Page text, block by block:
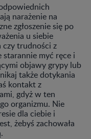
narażenie na
zgłoszenie się po
u siebie
czy trudności z
starannie myć ręce i
objawy grypy lub
także dotykania
kontakt z
gdyż w ten
organizmu. Nie
dla ciebie i
żebyś zachowała